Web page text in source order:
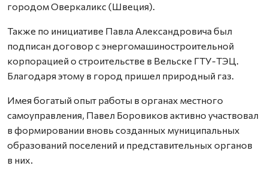
городом Оверкаликс (Швеция).
Также по инициативе Павла Александровича был
подписан договор с энергомашиностроительной
корпорацией о строительстве в Вельске ГТУ-ТЭЦ.
Благодаря этому в город пришел природный газ.
Имея богатый опыт работы в органах местного
самоуправления, Павел Боровиков активно участвовал
в формировании вновь созданных муниципальных
образований поселений и представительных органов
в них.